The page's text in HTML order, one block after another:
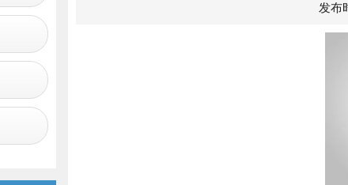
发布